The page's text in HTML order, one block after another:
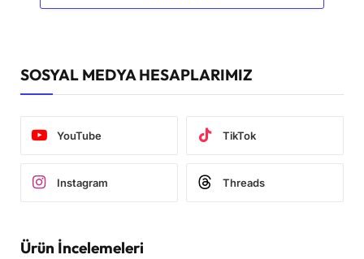
SOSYAL MEDYA HESAPLARIMIZ
YouTube TikTok
Instagram Threads
Ürün İncelemeleri